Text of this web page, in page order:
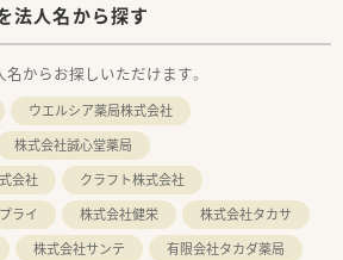
法人名から探す
からお探しいただけます。
ウエルシア薬局株式会社
株式会社誠心堂薬局
会社
クラフト株式会社
ライ
株式会社健栄
株式会社タカサ
株式会社サンテ
有限会社タカダ薬局